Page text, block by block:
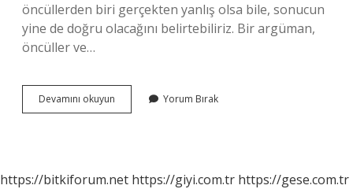
öncüllerden biri gerçekten yanlış olsa bile, sonucun
yine de doğru olacağını belirtebiliriz. Bir argüman,
öncüller ve…
Devamını okuyun Argüman
Nasıl
Yorum Bırak
https://bitkiforum.net https://giyi.com.tr https://gese.com.tr